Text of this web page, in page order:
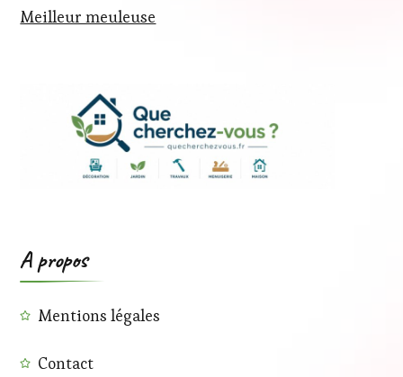
Meilleur meuleuse
A propos
Mentions légales
Contact